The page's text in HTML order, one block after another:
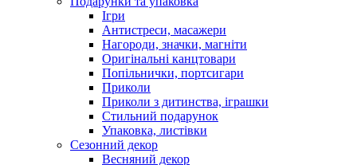
Ігри
Антистреси, масажери
Нагороди, значки, магніти
Оригінальні канцтовари
Попільнички, портсигари
Приколи
Приколи з дитинства, іграшки
Стильний подарунок
Упаковка, листівки
Сезонний декор
Весняний декор